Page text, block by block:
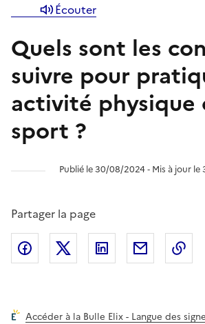
Écouter
Quels sont les
suivre pour
activité physique
sport ?
Publié le 30/08/2024 ‐ Mis à jour
Partager la page
Partager l'article surFacebook
Partager l'article sur X
Partager l'article
Accéder à la Bulle Elix - Langue des